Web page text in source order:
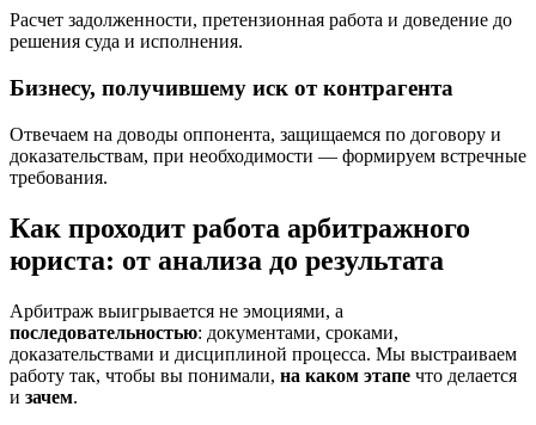
Расчет задолженности, претензионная работа и доведение до
решения суда и исполнения.
Бизнесу, получившему иск от контрагента
Отвечаем на доводы оппонента, защищаемся по договору и
доказательствам, при необходимости — формируем встречные
требования.
Как проходит работа арбитражного
юриста: от анализа до результата
Арбитраж выигрывается не эмоциями, а
последовательностью: документами, сроками,
доказательствами и дисциплиной процесса. Мы выстраиваем
работу так, чтобы вы понимали, на каком этапе что делается
и зачем.